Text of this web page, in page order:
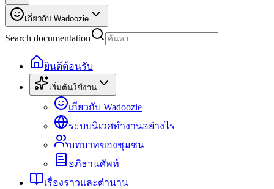
เกี่ยวกับ Wadoozie
Search documentation
ยินดีต้อนรับ
เริ่มต้นใช้งาน
เกี่ยวกับ Wadoozie
ระบบนิเวศทำงานอย่างไร
บทบาทของชุมชน
อภิธานศัพท์
เรื่องราวและตำนาน